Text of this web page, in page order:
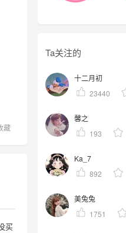
藏
买
Ta关注的
十二月初
23440
馨之
193
Ka_7
892
美兔兔
1751